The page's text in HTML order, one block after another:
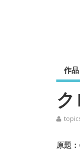
作品
原題